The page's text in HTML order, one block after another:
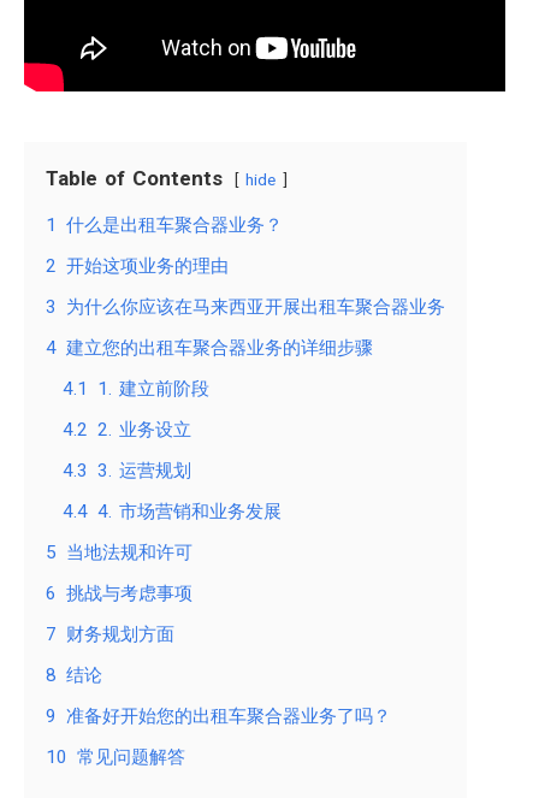
Table of Contents hide
1
什么是出租车聚合器业务？
2 开始这项业务的理由
3
为什么你应该在马来西亚开展出租车聚合器业务
4 建立您的出租车聚合器业务的详细步骤
4.1
1. 建立前阶段
4.2 2. 业务设立
4.3 3. 运营规划
4.4 4. 市场营销和业务发展
5 当地法规和许可
6 挑战与考虑事项
7 财务规划方面
8 结论
9 准备好开始您的出租车聚合器业务了吗？
10 常见问题解答